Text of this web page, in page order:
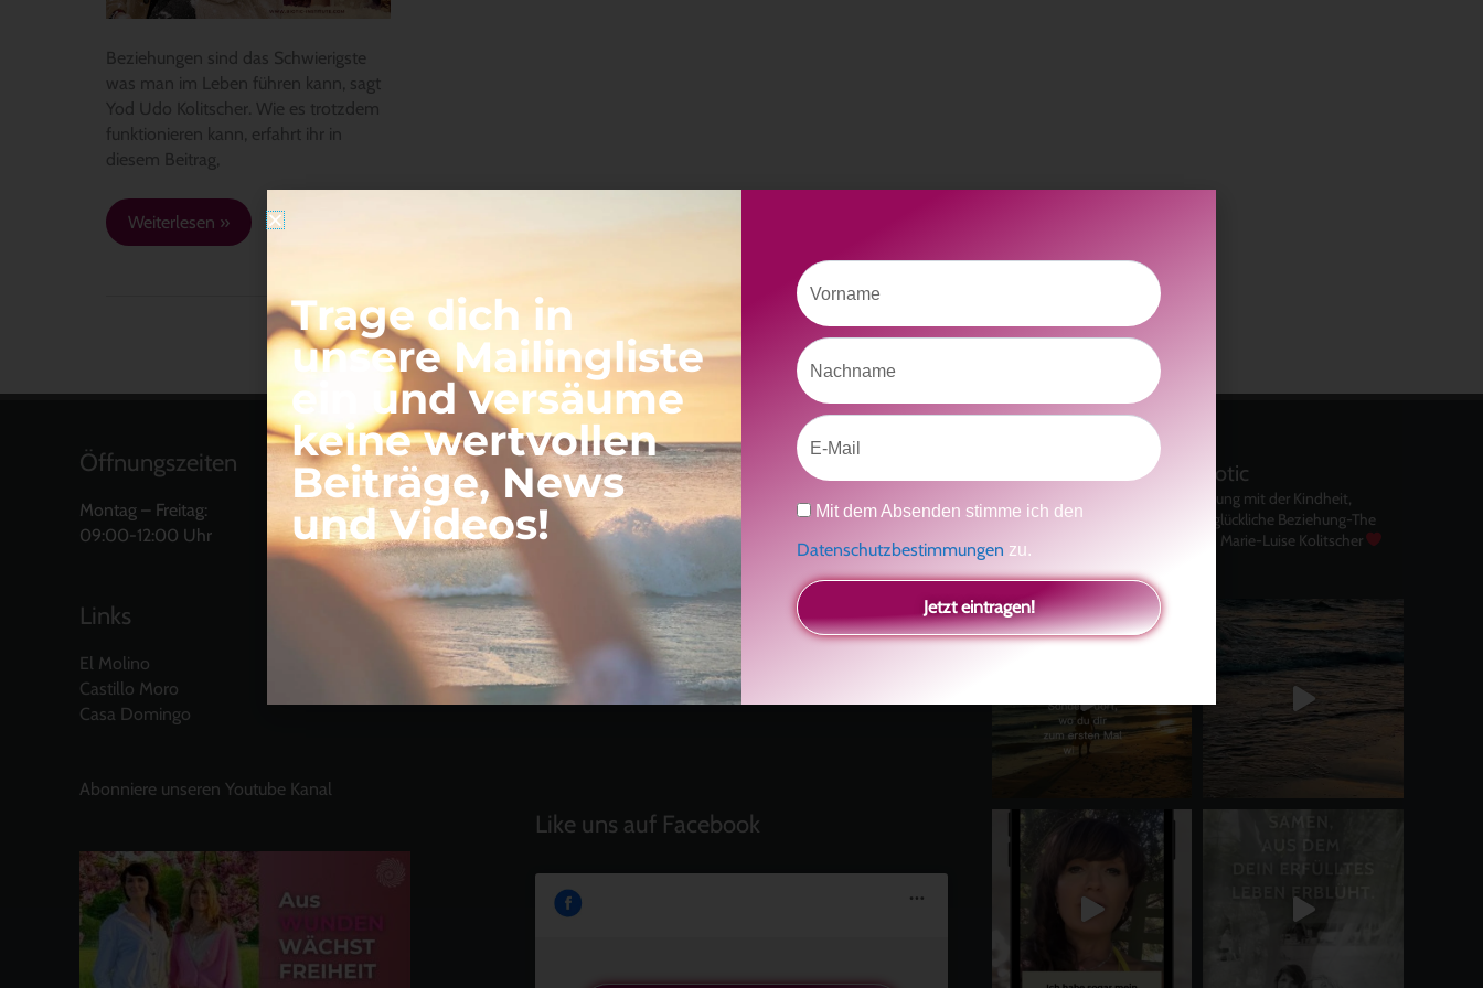
Beziehungen sind das Schwierigste
was man im Leben führen kann, sagt
Yod Udo Kolitscher. Wie es trotzdem
funktionieren kann, erfahrt ihr in
diesem Beitrag,
Weiterlesen »
Öffnungszeiten
Montag – Freitag:
09:00-12:00 Uhr
Links
El Molino
Castillo Moro
Casa Domingo
Abonniere unseren Youtube Kanal
Neueste Beiträge
Ein Geschenk für dich
und eine besondere
Einladung
Der Teil von dir, der gesehen werden möchte
Vielleicht geht es gar nicht darum, noch mehr zu
verstehen
Manchmal braucht es einfach eine kleine Auszeit
Like uns auf Facebook
kolitscher.by.biotic
Selbstliebe, Aussöhnung mit der Kindheit,
Potenzial entfalten, glückliche Beziehung-The
Asha und Marie-Luise Kolitscher
Trage dich in
unsere Mailingliste
ein und versäume
keine wertvollen
Beiträge, News
und Videos!
Vorname
Nachname
Email
Datenschutz
Mit dem Absenden stimme ich den
Datenschutzbestimmungen zu.
Jetzt eintragen!